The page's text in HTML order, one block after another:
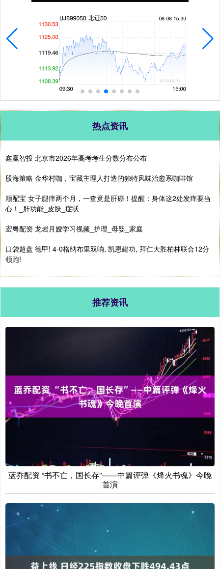
热点资讯
鑫赢智投 北京市2026年高考考生分数分布公布
股海策略 金华村咖，宝藏主理人打造的独特风味治愈系咖啡馆
顺配宝 女子腿痒两个月，一查竟是肝癌！提醒：身体这2处发痒要当
心！_肝功能_皮肤_症状
宏粤配资 龙岩月嫂学习视频_护理_母婴_家庭
口袋超盘 德甲! 4-0格纳布里双响, 凯恩建功, 拜仁大胜柏林联合12分
领跑!
推荐资讯
蓝乔配资 “书不亡，国长存”——中篇评弹《烽火书魂》今晚
首演